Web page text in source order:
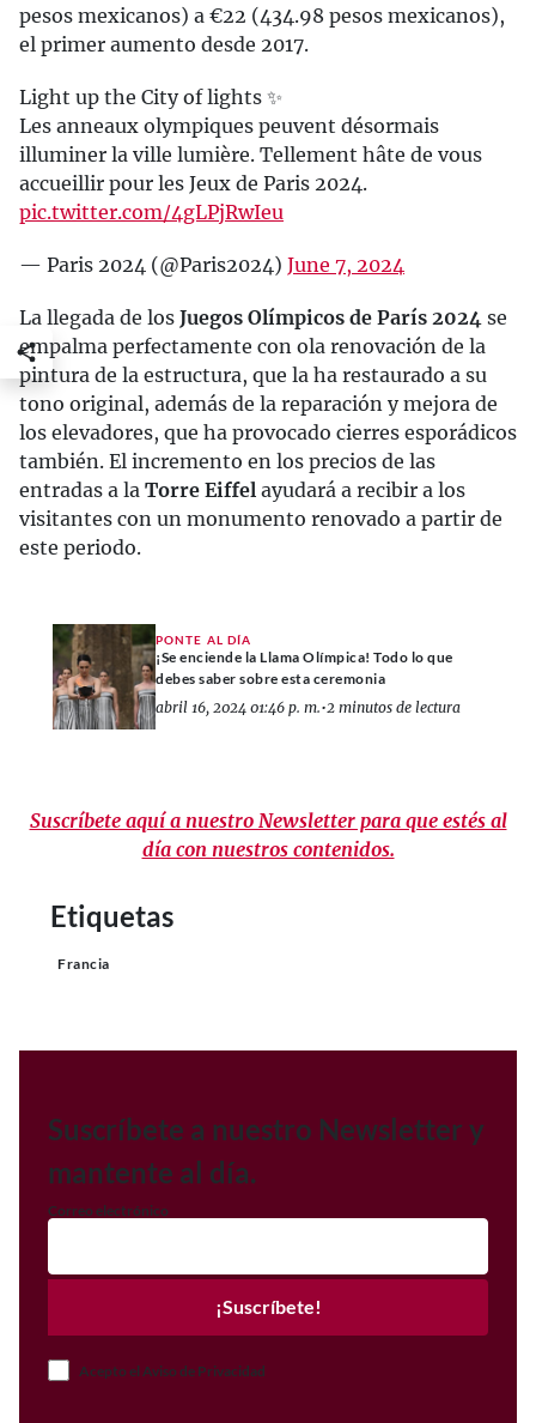
pesos mexicanos) a €22 (434.98 pesos mexicanos),
el primer aumento desde 2017.
Light up the City of lights ✨
Les anneaux olympiques peuvent désormais
illuminer la ville lumière. Tellement hâte de vous
accueillir pour les Jeux de Paris 2024.
pic.twitter.com/4gLPjRwIeu
— Paris 2024 (@Paris2024) June 7, 2024
La llegada de los Juegos Olímpicos de París 2024 se
empalma perfectamente con ola renovación de la
pintura de la estructura, que la ha restaurado a su
tono original, además de la reparación y mejora de
los elevadores, que ha provocado cierres esporádicos
también. El incremento en los precios de las
entradas a la Torre Eiffel ayudará a recibir a los
visitantes con un monumento renovado a partir de
este periodo.
PONTE AL DÍA
¡Se enciende la Llama Olímpica! Todo lo que
debes saber sobre esta ceremonia
abril 16, 2024 01:46 p. m.•2 minutos de lectura
Suscríbete aquí a nuestro Newsletter para que estés al
día con nuestros contenidos.
Etiquetas
Francia
Suscríbete a nuestro Newsletter y
mantente al día.
Correo electrónico
¡Suscríbete!
Acepto el Aviso de Privacidad